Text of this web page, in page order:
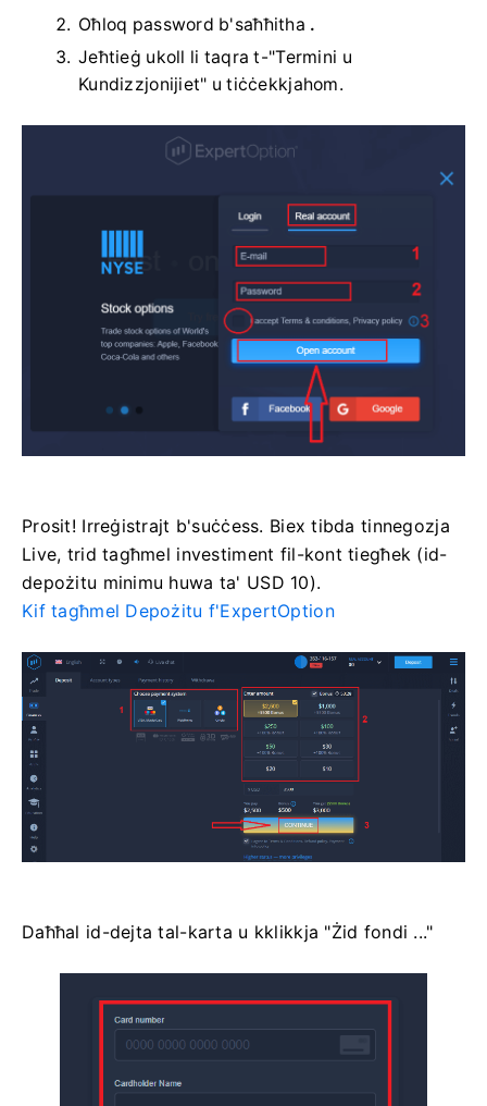
Oħloq password b'saħħitha .
Jeħtieġ ukoll li taqra t-"Termini u
Kundizzjonijiet" u tiċċekkjahom.
Prosit! Irreġistrajt b'suċċess. Biex tibda tinnegozja
Live, trid tagħmel investiment fil-kont tiegħek (id-
depożitu minimu huwa ta' USD 10).
Kif tagħmel Depożitu f'ExpertOption
Daħħal id-dejta tal-karta u kklikkja "Żid fondi ..."